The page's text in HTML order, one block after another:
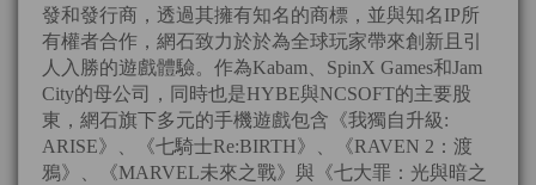
發和發行商，透過其擁有知名的商標，並與知名IP所
有權者合作，網石致力於於為全球玩家帶來創新且引
人入勝的遊戲體驗。作為Kabam、SpinX Games和Jam
City的母公司，同時也是HYBE與NCSOFT的主要股
東，網石旗下多元的手機遊戲包含《我獨自升級:
ARISE》、《七騎士Re:BIRTH》、《RAVEN 2：渡
鴉》、《MARVEL未來之戰》與《七大罪：光與暗之